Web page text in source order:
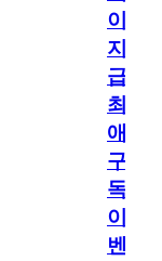
이
지
급!
최
애
구
독
이
벤